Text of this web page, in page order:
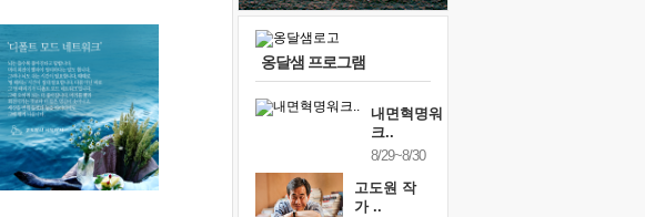
보고 싶은 어머니
못된 꼰대들
옹달샘 프로그램
내면혁명워
크..
8/29~8/30
고도원 작
가 ..